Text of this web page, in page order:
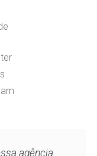
agência